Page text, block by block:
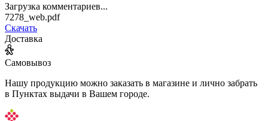
Загрузка комментариев...
7278_web.pdf
Скачать
Доставка
Самовывоз
Нашу продукцию можно заказать в магазине и лично забрать
в Пунктах выдачи в Вашем городе.